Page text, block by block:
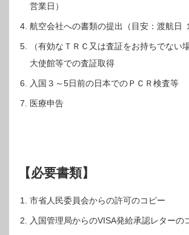
営業日）
航空会社への書類の提出（目安：渡航日
（有効なＴＲＣ又は査証をお持ちでない
大使館等での査証取得
入国３～5日前の日本でのＰＣＲ検査等
医療申告
【必要書類】
市省人民委員会からの許可のコピー
入国管理局からのVISA発給承認レターの